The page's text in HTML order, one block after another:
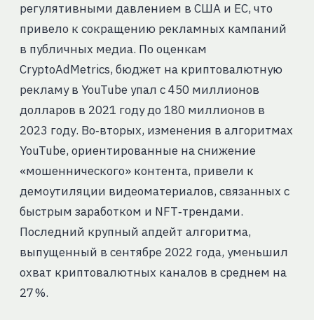
регулятивными давлением в США и ЕС, что
привело к сокращению рекламных кампаний
в публичных медиа. По оценкам
CryptoAdMetrics, бюджет на криптовалютную
рекламу в YouTube упал с 450 миллионов
долларов в 2021 году до 180 миллионов в
2023 году. Во‑вторых, изменения в алгоритмах
YouTube, ориентированные на снижение
«мошеннического» контента, привели к
демоутиляции видеоматериалов, связанных с
быстрым заработком и NFT‑трендами.
Последний крупный апдейт алгоритма,
выпущенный в сентябре 2022 года, уменьшил
охват криптовалютных каналов в среднем на
27 %.